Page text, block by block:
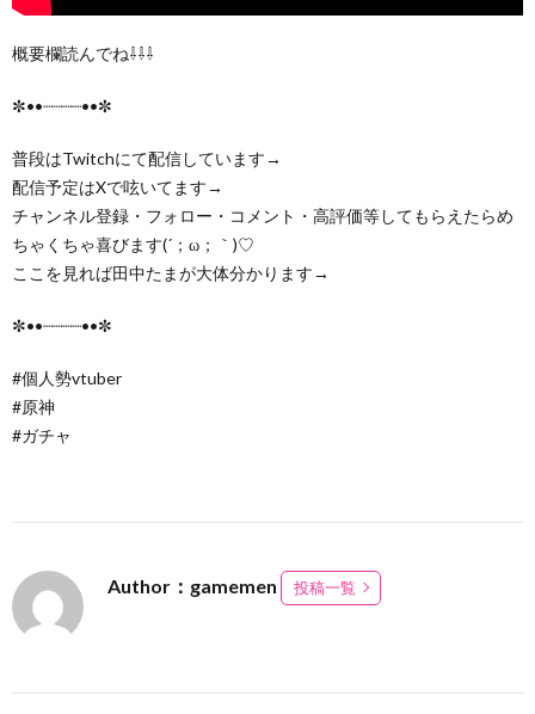
概要欄読んでね⇩⇩⇩
✼••┈┈┈┈••✼
普段はTwitchにて配信しています→
配信予定はXで呟いてます→
チャンネル登録・フォロー・コメント・高評価等してもらえたらめ
ちゃくちゃ喜びます(´；ω；｀)♡
ここを見れば田中たまが大体分かります→
✼••┈┈┈┈••✼
#個人勢vtuber
#原神
#ガチャ
Author：gamemen 投稿一覧